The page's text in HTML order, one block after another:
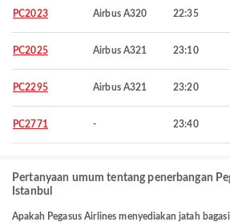
PC2023 Airbus A320 22:35
PC2025 Airbus A321 23:10
PC2295 Airbus A321 23:20
PC2771 - 23:40
Pertanyaan umum tentang penerbangan
Istanbul
Apakah Pegasus Airlines menyediakan jatah